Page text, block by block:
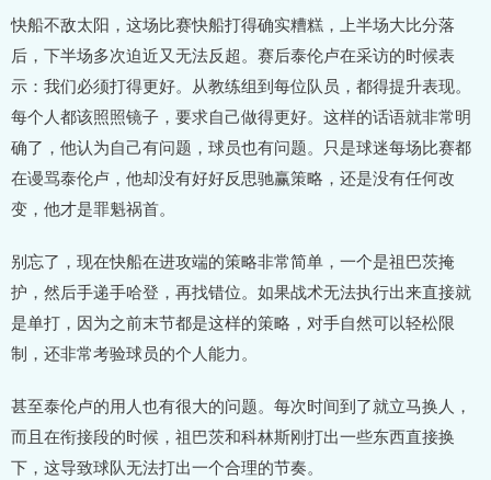
快船不敌太阳，这场比赛快船打得确实糟糕，上半场大比分落
后，下半场多次迫近又无法反超。赛后泰伦卢在采访的时候表
示：我们必须打得更好。从教练组到每位队员，都得提升表现。
每个人都该照照镜子，要求自己做得更好。这样的话语就非常明
确了，他认为自己有问题，球员也有问题。只是球迷每场比赛都
在谩骂泰伦卢，他却没有好好反思驰赢策略，还是没有任何改
变，他才是罪魁祸首。
别忘了，现在快船在进攻端的策略非常简单，一个是祖巴茨掩
护，然后手递手哈登，再找错位。如果战术无法执行出来直接就
是单打，因为之前末节都是这样的策略，对手自然可以轻松限
制，还非常考验球员的个人能力。
甚至泰伦卢的用人也有很大的问题。每次时间到了就立马换人，
而且在衔接段的时候，祖巴茨和科林斯刚打出一些东西直接换
下，这导致球队无法打出一个合理的节奏。